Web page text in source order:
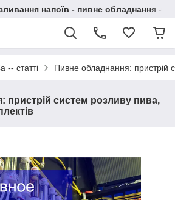
напоїв - пивне обладнання - в
-- статті Пивне обладнання: пристрій
пристрій систем розливу пива,